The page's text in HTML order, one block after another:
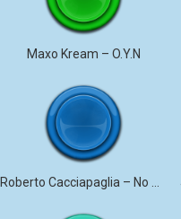
Maxo Kream – O.Y.N